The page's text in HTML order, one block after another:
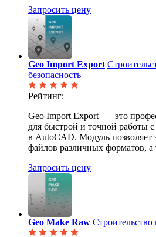
Запросить цену
Geo Import Export
безопасность
Рейтинг:
Geo Import Export — это
для быстрой и точной работы
в AutoCAD. Модуль позволяет
файлов различных форматов, а
Запросить цену
Geo Make Raw Строительство